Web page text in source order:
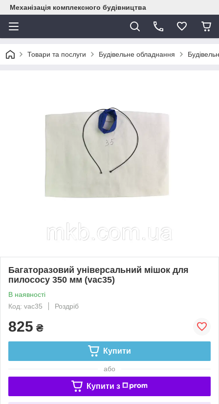
Механізація комплексного будівництва
Товари та послуги Будівельне обладнання
Багаторазовий універсальний мішок для
пилососу 350 мм (vac35)
В наявності
Код: vac35
Роздріб
825 ₴
Купити
або
Купити з